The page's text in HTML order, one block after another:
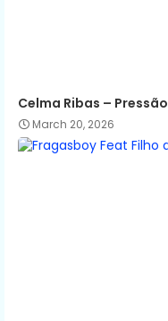
Celma Ribas – Pressão
March 20, 2026